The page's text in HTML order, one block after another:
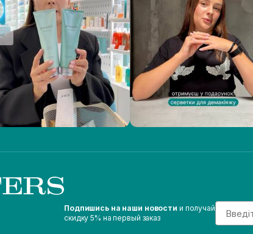
Подпишись на наши новости и получай
скидку 5% на первый заказ
Email